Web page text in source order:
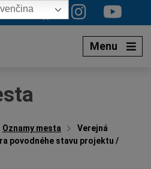
Menu
Oznamy mesta
Verejná
povodnéhe stavu projektu /